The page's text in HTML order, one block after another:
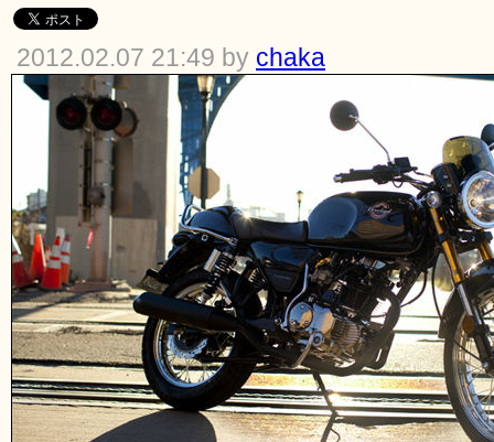
2012.02.07 21:49 by chaka